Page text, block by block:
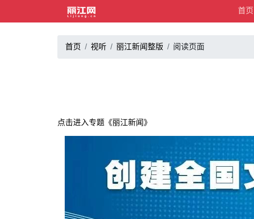
首页
首页 视听 丽江新闻整版 阅读页面
点击进入专题《丽江新闻》